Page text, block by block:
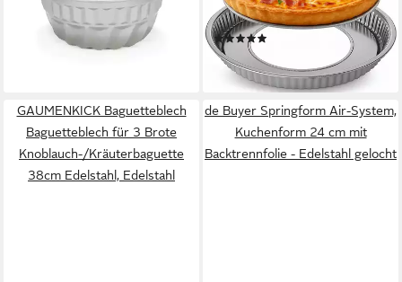
Antihaftbeschichtung aus
ab 14,30 €
(2-tlg)
18,99 €
lieferbar - in 2-3 Werktagen bei dir
GAUMENKICK Baguetteblech
Baguetteblech für 3 Brote
Knoblauch-/Kräuterbaguette
38cm Edelstahl, Edelstahl
de Buyer Springform Air-System,
Kuchenform 24 cm mit
Backtrennfolie - Edelstahl gelocht